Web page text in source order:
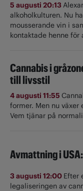
5 augusti 20:13
alkoholkulturen. Nu
mousserande vin i
kontaktade henne
Cannabis i
till livsstil
4 augusti 11:55
former. Men nu
Vem tjänar på
Avmattning i
3 augusti 12:00 Efter
legaliseringen av